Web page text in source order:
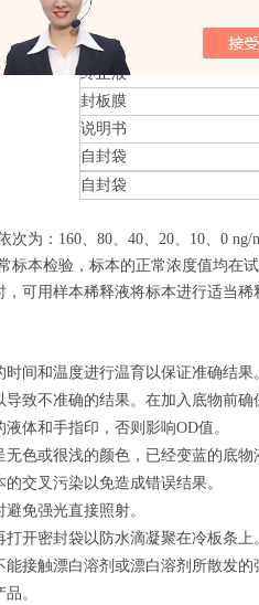
底物A
底物B
终止液
封板膜
说明书
自封袋
自封袋
次为：160、80、40、20、10、0 ng/
标本检验，标本的正常浓度值均在
，可用样本稀释液将标本进行适当稀
时间和温度进行温育以保证准确结
导致不准确的结果。在加入底物前
体和手指印，否则影响OD值。
无色或很浅的颜色，已经变蓝的底物
交叉污染以免造成错误结果。
免强光直接照射。
开密封袋以防水滴凝聚在冷板条上
能接触漂白溶剂或漂白溶剂所散发
。